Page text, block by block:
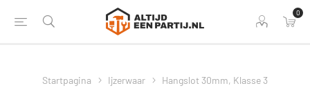
0
Startpagina Ijzerwaar Hangslot 30mm, Klasse 3